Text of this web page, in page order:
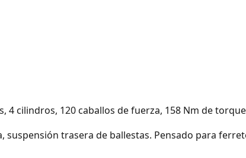
4 cilindros, 120 caballos de fuerza, 158 Nm de
suspensión trasera de ballestas. Pensado para